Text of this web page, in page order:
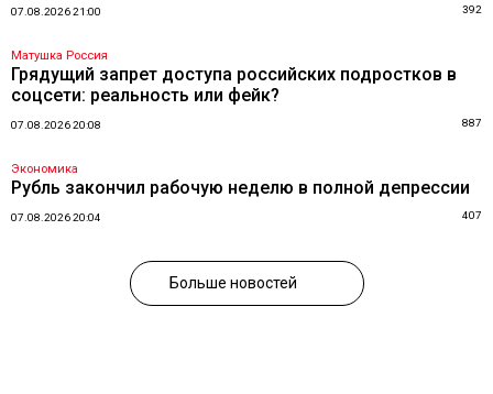
07.08.2026 21:00 392
Матушка Россия
Грядущий запрет доступа российских подростков в
соцсети: реальность или фейк?
07.08.2026 20:08 887
Экономика
Рубль закончил рабочую неделю в полной депрессии
07.08.2026 20:04 407
Больше новостей